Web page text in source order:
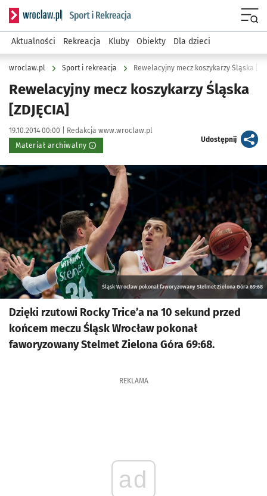
Serwis informacyjny wroclaw.pl podserwis: Sport i rekreacja
Aktualności Rekreacja Kluby Obiekty Dla dzieci
wroclaw.pl Sport i rekreacja Rewelacyjny mecz koszykarzy Śląska
Rewelacyjny mecz koszykarzy Śląska
[ZDJĘCIA]
Data publikacji:
19.10.2014 00:00 | Autor:
Redakcja www.wroclaw.pl
Materiał archiwalny
Udostępnijartykuł
Kliknij, aby powiększyć
Śląsk Wrocław pokonał faworyzowany Stelmet Zielona Góra 69:68
Dzięki rzutowi Rocky Trice’a na 10 sekund przed
końcem meczu Śląsk Wrocław pokonał
faworyzowany Stelmet Zielona Góra 69:68.
REKLAMA
ad